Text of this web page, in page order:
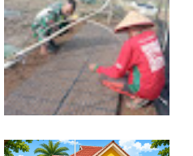
Sambil Ngopi, Plh. Pasiter
Kodim 0118/Subulussalam
Beri Motivasi Pemuda Calon
Peserta Seleksi Komcad